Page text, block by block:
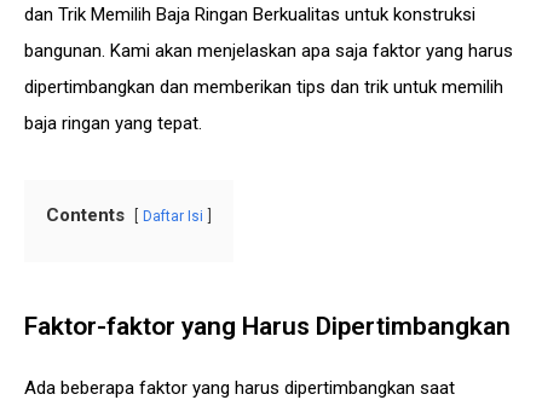
dan Trik Memilih Baja Ringan Berkualitas untuk konstruksi
bangunan. Kami akan menjelaskan apa saja faktor yang harus
dipertimbangkan dan memberikan tips dan trik untuk memilih
baja ringan yang tepat.
Contents Daftar Isi
Faktor-faktor yang Harus Dipertimbangkan
Ada beberapa faktor yang harus dipertimbangkan saat